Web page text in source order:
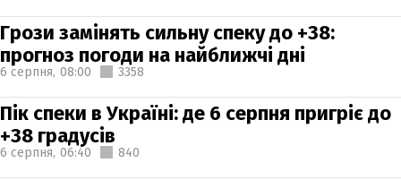
Грози замінять сильну спеку до +38:
прогноз погоди на найближчі дні
6 серпня, 08:00 3358
Пік спеки в Україні: де 6 серпня пригріє до
+38 градусів
6 серпня, 06:40 840